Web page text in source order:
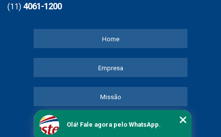
(11) 4061-1200
Home
Empresa
Missão
Serviços
Olá! Fale agora pelo WhatsApp.